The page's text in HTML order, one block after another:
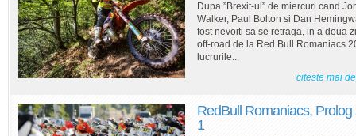
Dupa ”Brexit-ul” de miercuri cand
Walker, Paul Bolton si Dan
fost nevoiti sa se retraga, in a doua
off-road de la Red Bull Romaniacs
lucrurile...
citeste mai
RedBull Romaniacs, Prolog
1